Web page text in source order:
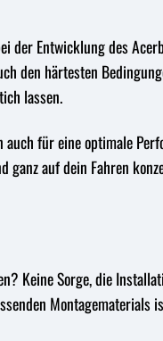
der Entwicklung des
den härtesten
lassen.
für eine optimale
auf dein Fahren
Keine Sorge, die
Montagematerials